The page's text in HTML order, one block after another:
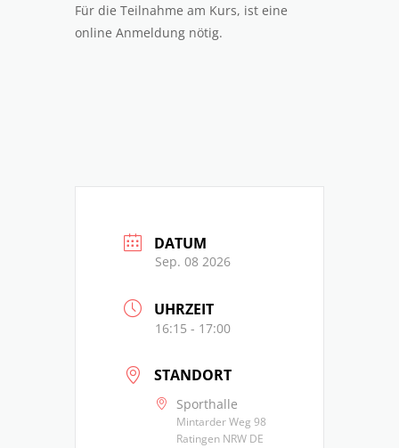
Für die Teilnahme am Kurs, ist eine
online Anmeldung nötig.
DATUM
Sep. 08 2026
UHRZEIT
16:15 - 17:00
STANDORT
Sporthalle
Mintarder Weg 98
Ratingen NRW DE